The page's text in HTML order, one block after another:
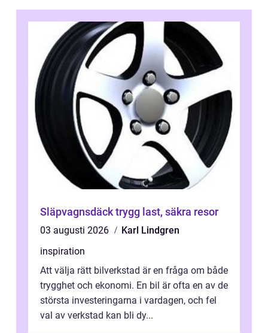
Släpvagnsdäck trygg last, säkra resor
03 augusti 2026
Karl Lindgren
inspiration
Att välja rätt bilverkstad är en fråga om både
trygghet och ekonomi. En bil är ofta en av de
största investeringarna i vardagen, och fel
val av verkstad kan bli dy...